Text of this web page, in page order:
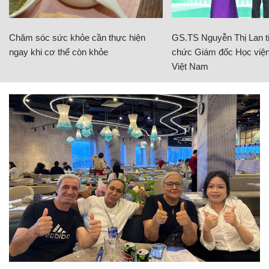
Chăm sóc sức khỏe cần thực hiện
ngay khi cơ thể còn khỏe
GS.TS Nguyễn Thị Lan
chức Giám đốc Học
Việt Nam